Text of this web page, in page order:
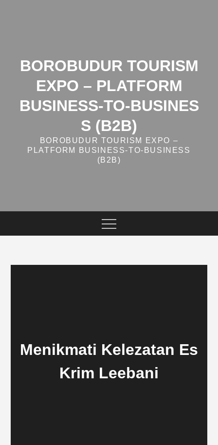
BOROBUDUR TOURISM
EXPO – PLATFORM
BUSINESS‑TO‑BUSINES
S (B2B)
BOROBUDUR TOURISM EXPO –
PLATFORM BUSINESS‑TO‑BUSINESS
(B2B)
Menikmati Kelezatan Es
Krim Leebani